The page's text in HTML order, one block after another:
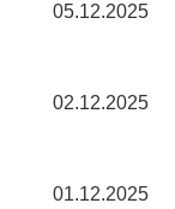
05.12.2025
02.12.2025
01.12.2025